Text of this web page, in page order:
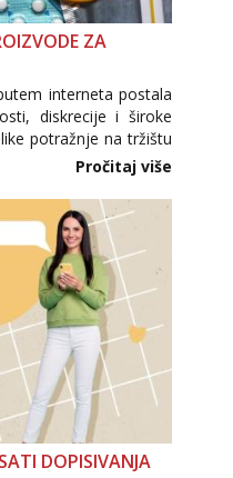
traži...
se oslobodi
#133
#108
ZA
interneta postala
diskrecije i široke
potražnje na tržištu
nepouzdane
podrijetla. ...
Pročitaj više
DOPISIVANJA